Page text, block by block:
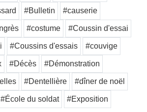
#Bulletin #causerie
#costume #Coussin d'essai
#Coussins d'essais #couvige
#Décès #Démonstration
#Dentellière #dîner de noël
#École du soldat #Exposition